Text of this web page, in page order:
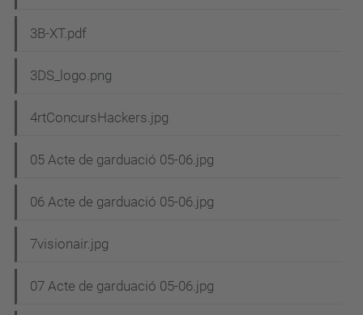
3B-XT.pdf
3DS_logo.png
4rtConcursHackers.jpg
05 Acte de garduació 05-06.jpg
06 Acte de garduació 05-06.jpg
7visionair.jpg
07 Acte de garduació 05-06.jpg